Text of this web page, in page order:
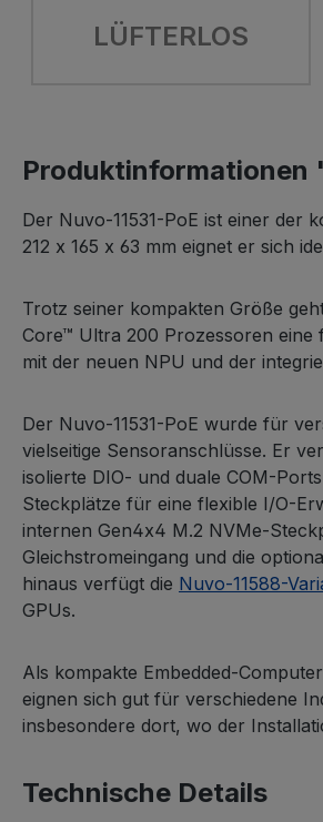
LÜFTERLOS
Produktinformationen
Der Nuvo-11531-PoE ist einer der
212 x 165 x 63 mm eignet er sich
Trotz seiner kompakten Größe
Core™ Ultra 200 Prozessoren
mit der neuen NPU und der
Der Nuvo-11531-PoE wurde für
vielseitige Sensoranschlüsse. Er
isolierte DIO- und duale COM-
Steckplätze für eine flexible I/O-
internen Gen4x4 M.2 NVMe-
Gleichstromeingang und die
hinaus verfügt die Nuvo-11588-
GPUs.
Als kompakte Embedded-
eignen sich gut für verschiedene
insbesondere dort, wo der
Technische Details